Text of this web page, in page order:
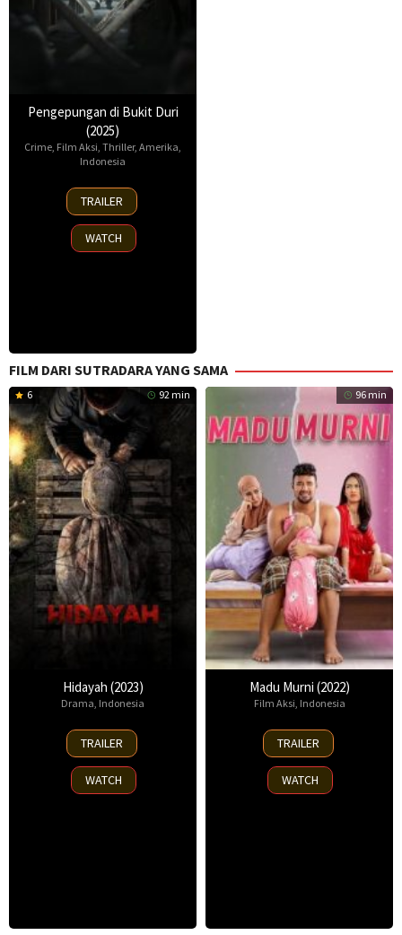
Pengepungan di Bukit Duri
(2025)
Crime Film Aksi Thriller, Amerika
Indonesia
17
Apr
2025
TRAILER
WATCH
FILM DARI SUTRADARA YANG SAMA
6 92 min
Hidayah (2023)
Drama, Indonesia
12
Jan
2023
TRAILER
WATCH
96 min
Madu Murni (2022)
Film Aksi, Indonesia
30
Jun
2022
TRAILER
WATCH